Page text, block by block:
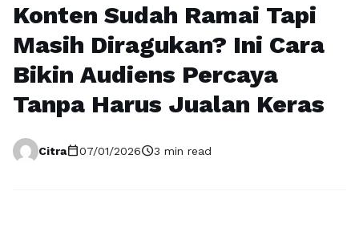
Konten Sudah Ramai Tapi
Masih Diragukan? Ini Cara
Bikin Audiens Percaya
Tanpa Harus Jualan Keras
Citracalendar_today07/01/2026schedule3 min read